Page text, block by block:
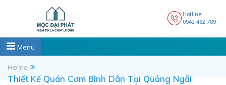
Hotline:
0942 462 789
Menu
Home
Thiết Kế Quán Cơm Bình Dân Tại Quảng Ngãi